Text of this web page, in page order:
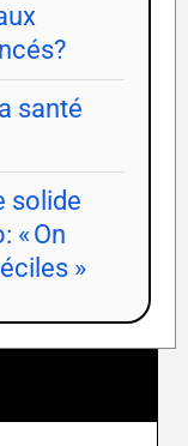
santé
solide
« On
»